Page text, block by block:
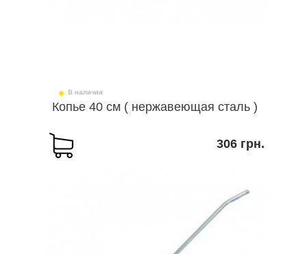
В наличии
Копье 40 см ( нержавеющая сталь )
306 грн.